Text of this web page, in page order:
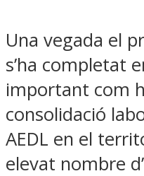
Una vegada el
s’ha completat
important com
consolidació
AEDL en el
elevat nombre